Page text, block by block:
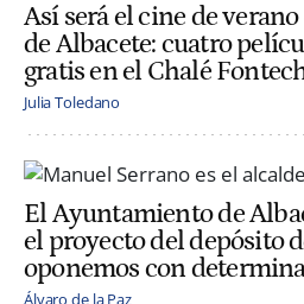
Así será el cine de
de Albacete: cuatro
gratis en el Chalé
Julia Toledano
El Ayuntamiento de
el proyecto del depósito
oponemos con
Álvaro de la Paz